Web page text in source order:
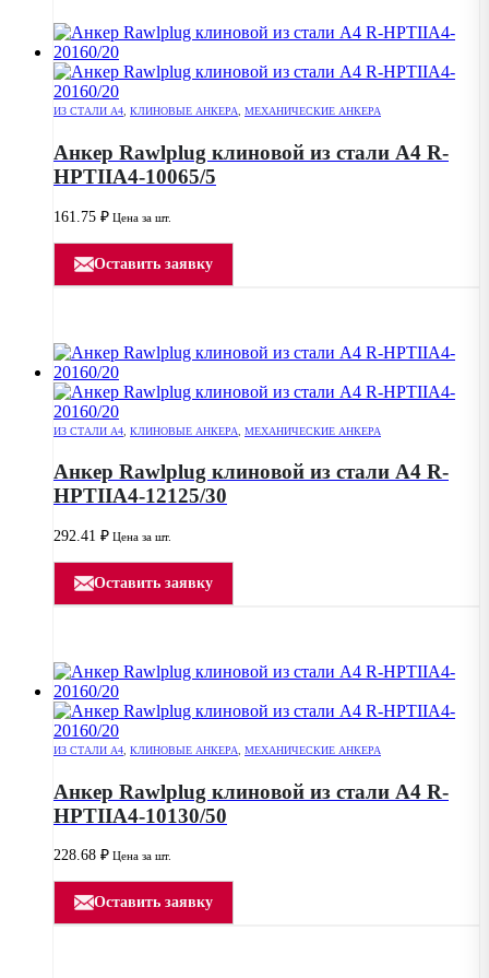
ИЗ СТАЛИ А4 КЛИНОВЫЕ АНКЕРА МЕХАНИЧЕСКИЕ АНКЕРА
Анкер Rawlplug клиновой из стали А4 R-
HPTIIA4-10065/5
161.75 ₽ Цена за шт.
Оставить заявку
ИЗ СТАЛИ А4 КЛИНОВЫЕ АНКЕРА МЕХАНИЧЕСКИЕ АНКЕРА
Анкер Rawlplug клиновой из стали А4 R-
HPTIIA4-12125/30
292.41 ₽ Цена за шт.
Оставить заявку
ИЗ СТАЛИ А4 КЛИНОВЫЕ АНКЕРА МЕХАНИЧЕСКИЕ АНКЕРА
Анкер Rawlplug клиновой из стали А4 R-
HPTIIA4-10130/50
228.68 ₽ Цена за шт.
Оставить заявку